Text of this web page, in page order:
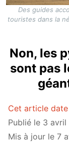
Des guides
touristes dans la
Non, les
sont pas
Cet article
Publié le 3
Mis à jour le 7